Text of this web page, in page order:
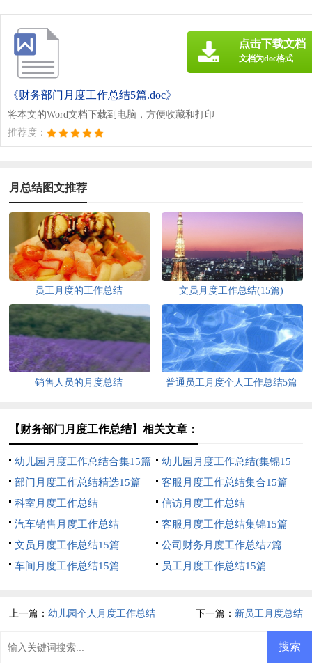
《财务部门月度工作总结5篇.doc》
将本文的Word文档下载到电脑，方便收藏和打印
推荐度：
点击下载文档
文档为doc格式
月总结图文推荐
员工月度的工作总结 文员月度工作总结(15篇)
销售人员的月度总结 普通员工月度个人工作总结5篇
【财务部门月度工作总结】相关文章：
幼儿园月度工作总结合集15篇
幼儿园月度工作总结(集锦15
篇)
部门月度工作总结精选15篇
客服月度工作总结集合15篇
科室月度工作总结
信访月度工作总结
汽车销售月度工作总结
客服月度工作总结集锦15篇
文员月度工作总结15篇
公司财务月度工作总结7篇
车间月度工作总结15篇
员工月度工作总结15篇
上一篇：幼儿园个人月度工作总结 下一篇： 新员工月度总结